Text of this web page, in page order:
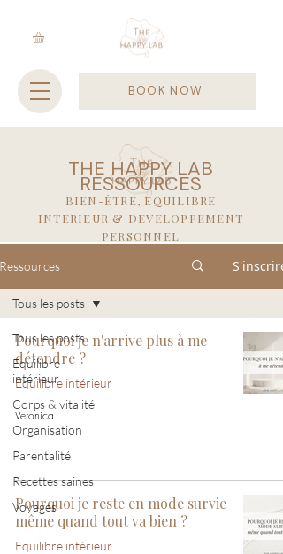
BOOK NOW
THE HAPPY LAB
RESSOURCES
BIEN-ÊTRE, EQUILIBRE
INTERIEUR & DEVELOPPEMENT
PERSONNEL
Ressources S'inscrire
Tous les posts
Equilibre
intérieur
Corps & vitalité
Organisation
Parentalité
Recettes saines
Voyages
Tous les posts
Pourquoi je n'arrive plus à me
détendre ?
Equilibre intérieur
Veronica
Pourquoi je reste en mode survie
même quand tout va bien ?
Equilibre intérieur